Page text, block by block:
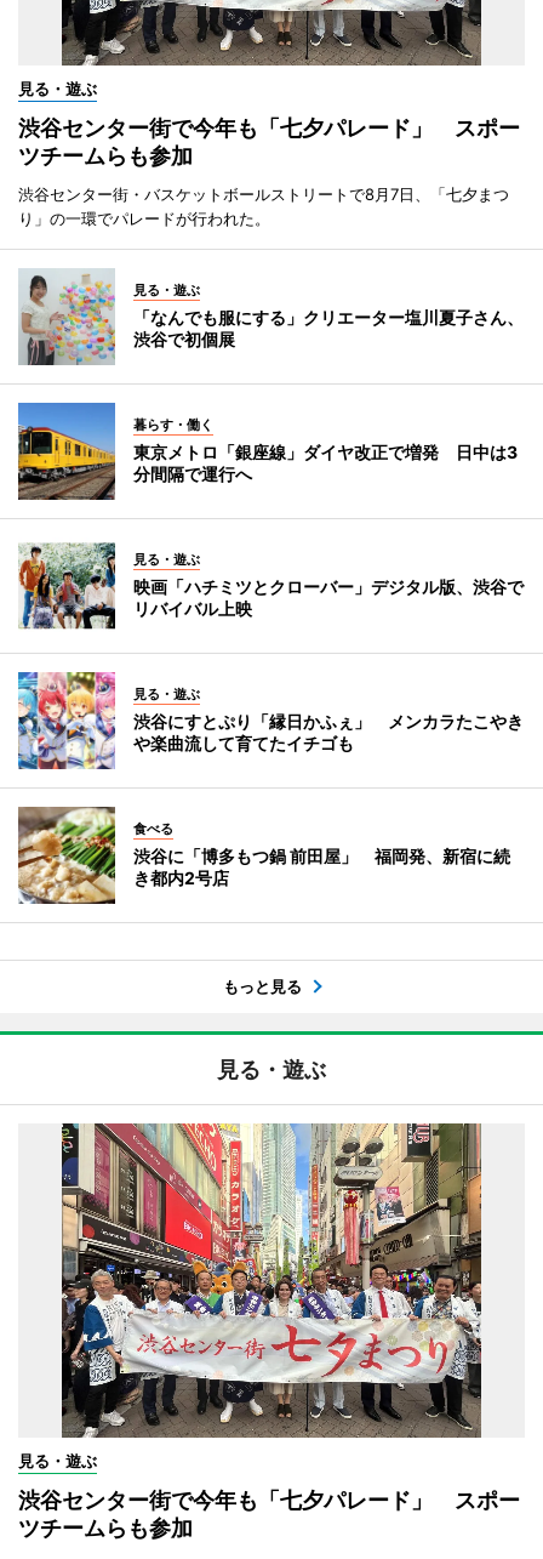
見る・遊ぶ
渋谷センター街で今年も「七夕パレード」 スポー
ツチームらも参加
渋谷センター街・バスケットボールストリートで8月7日、「七夕まつ
り」の一環でパレードが行われた。
見る・遊ぶ
「なんでも服にする」クリエーター塩川夏子さん、
渋谷で初個展
暮らす・働く
東京メトロ「銀座線」ダイヤ改正で増発 日中は3
分間隔で運行へ
見る・遊ぶ
映画「ハチミツとクローバー」デジタル版、渋谷で
リバイバル上映
見る・遊ぶ
渋谷にすとぷり「縁日かふぇ」 メンカラたこやき
や楽曲流して育てたイチゴも
食べる
渋谷に「博多もつ鍋 前田屋」 福岡発、新宿に続
き都内2号店
もっと見る
見る・遊ぶ
見る・遊ぶ
渋谷センター街で今年も「七夕パレード」 スポー
ツチームらも参加